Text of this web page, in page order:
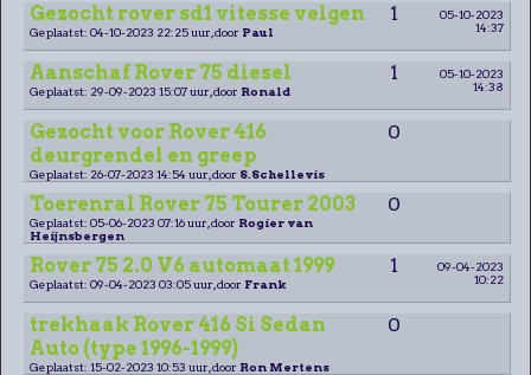
Gezocht rover sd1 vitesse velgen 1
05-10-2023
14:37
Geplaatst: 04-10-2023 22:25 uur, door Paul
Aanschaf Rover 75 diesel 1
05-10-2023
14:38
Geplaatst: 29-09-2023 15:07 uur, door Ronald
Gezocht voor Rover 416
deurgrendel en greep
0
Geplaatst: 26-07-2023 14:54 uur, door S.Schellevis
Toerenral Rover 75 Tourer 2003 0
Geplaatst: 05-06-2023 07:16 uur, door Rogier van
Heijnsbergen
Rover 75 2.0 V6 automaat 1999 1
09-04-2023
10:22
Geplaatst: 09-04-2023 03:05 uur, door Frank
trekhaak Rover 416 Si Sedan
Auto (type 1996-1999)
0
Geplaatst: 15-02-2023 10:53 uur, door Ron Mertens